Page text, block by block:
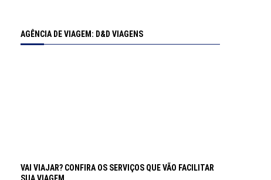
AGÊNCIA DE VIAGEM: D&D VIAGENS
VAI VIAJAR? CONFIRA OS SERVIÇOS QUE VÃO FACILITAR